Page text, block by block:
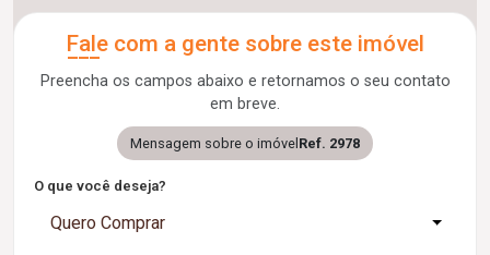
Fale com a gente sobre este imóvel
Preencha os campos abaixo e retornamos o seu contato
em breve.
Mensagem sobre o imóvel Ref. 2978
O que você deseja?
Quero Comprar